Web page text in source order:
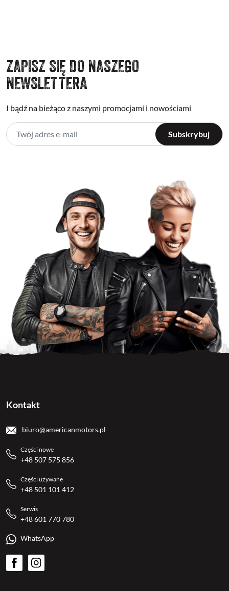
ZAPISZ SIĘ DO NASZEGO
NEWSLETTERA
I bądź na bieżąco z naszymi promocjami i nowościami
Kontakt
biuro@americanmotors.pl
Części nowe
+48 507 575 856
Części używane
+48 501 101 412
Serwis
+48 601 770 780
WhatsApp